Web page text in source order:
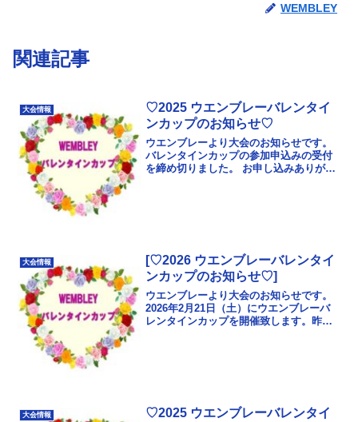
WEMBLEY
関連記事
大会情報
♡2025 ウエンブレーバレンタイ
ンカップのお知らせ♡
ウエンブレーより大会のお知らせです。
バレンタインカップの参加申込みの受付
を締め切りました。 お申し込みありがと
大会情報
[♡2026 ウエンブレーバレンタイ
ンカップのお知らせ♡]
ウエンブレーより大会のお知らせです。
2026年2月21日（土）にウエンブレーバ
レンタインカップを開催致します。昨年
大会情報
♡2025 ウエンブレーバレンタイ